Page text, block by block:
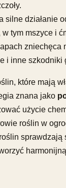
silne działanie
tym mszyce i
zniechęca
i inne szkodniki
które mają
znana jako
użycie
roślin w
sprawdzają